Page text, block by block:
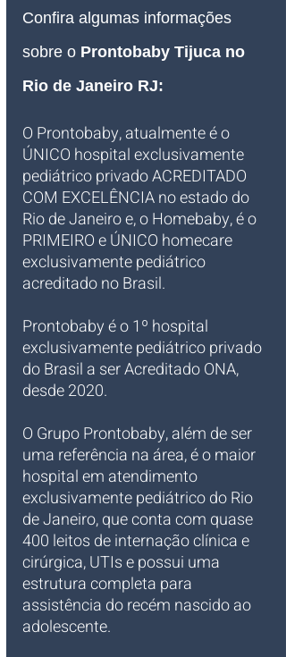
Confira algumas informações
sobre o Prontobaby Tijuca no
Rio de Janeiro RJ:
O Prontobaby, atualmente é o
ÚNICO hospital exclusivamente
pediátrico privado ACREDITADO
COM EXCELÊNCIA no estado do
Rio de Janeiro e, o Homebaby, é o
PRIMEIRO e ÚNICO homecare
exclusivamente pediátrico
acreditado no Brasil.
Prontobaby é o 1º hospital
exclusivamente pediátrico privado
do Brasil a ser Acreditado ONA,
desde 2020.
O Grupo Prontobaby, além de ser
uma referência na área, é o maior
hospital em atendimento
exclusivamente pediátrico do Rio
de Janeiro, que conta com quase
400 leitos de internação clínica e
cirúrgica, UTIs e possui uma
estrutura completa para
assistência do recém nascido ao
adolescente.